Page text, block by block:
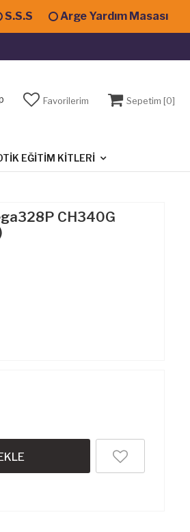
S.S.S Arge Yardım Masası
Favorilerim Sepetim [0]
EĞITIM KITLERI
CH340G